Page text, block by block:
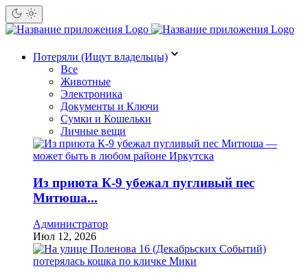
Потеряли (Ищут владельцы)
Все
Животные
Электроника
Документы и Ключи
Сумки и Кошельки
Личные вещи
Из приюта К-9 убежал пугливый пес
Митюша...
Администратор
Июл 12, 2026